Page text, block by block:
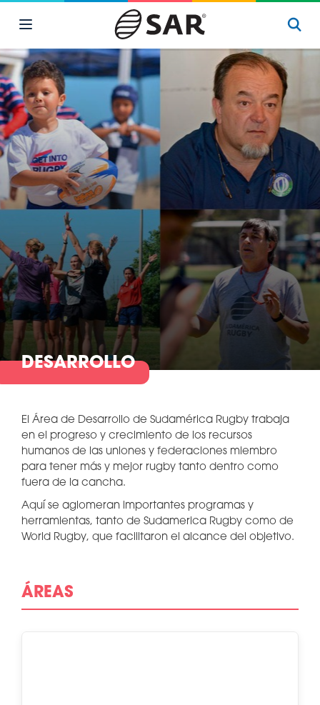
DESARROLLO
El Área de Desarrollo de Sudamérica Rugby trabaja
en el progreso y crecimiento de los recursos
humanos de las uniones y federaciones miembro
para tener más y mejor rugby tanto dentro como
fuera de la cancha.
Aquí se aglomeran importantes programas y
herramientas, tanto de Sudamerica Rugby como de
World Rugby, que facilitaron el alcance del objetivo.
ÁREAS